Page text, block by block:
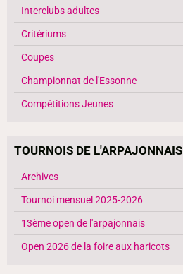
Interclubs adultes
Critériums
Coupes
Championnat de l'Essonne
Compétitions Jeunes
TOURNOIS DE L'ARPAJONNAIS
Archives
Tournoi mensuel 2025-2026
13ème open de l'arpajonnais
Open 2026 de la foire aux haricots